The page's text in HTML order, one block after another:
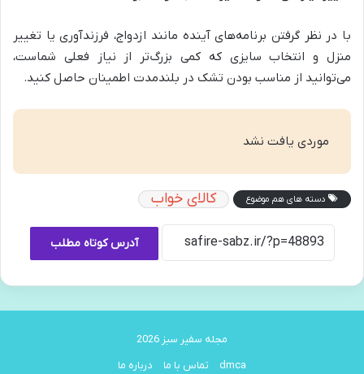
با در نظر گرفتن برنامه‌های آینده مانند ازدواج، فرزندآوری یا تغییر
منزل و انتخاب سایزی که کمی بزرگ‌تر از نیاز فعلی شماست،
می‌توانید از مناسب بودن تشک در بلندمدت اطمینان حاصل کنید.
موردی یافت نشد
دسته های هم موضوع کالای خواب
آدرس کوتاه مطلب
مجله سفیر سبز 2026
dmca
تماس با ما درباره ما